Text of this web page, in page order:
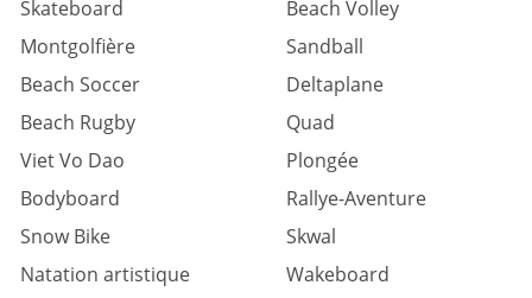
Skateboard
Beach Volley
Montgolfière
Sandball
Beach Soccer
Deltaplane
Beach Rugby
Quad
Viet Vo Dao
Plongée
Bodyboard
Rallye-Aventure
Snow Bike
Skwal
Natation artistique
Wakeboard